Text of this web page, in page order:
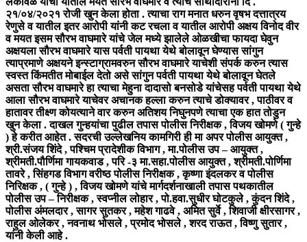
२१/०४/२०२१ रोजी खुन केला होता . त्याचा राग मनात धरुन वृषभ दत्तात्रय
रेणुसे व यातील इतर आरोपी यांनी कट रचला व यातील आरोपी अक्षय विनोद वीर
व मयत इसम सौरभ वाघमारे यांचे जेल मध्ये झालेले ओळखीचा फायदा घेवुन
अक्षयला सौरभ वाघमारे यास पर्वती पायथा येथे बोलावून घेण्यास सांगुन
त्याप्रमाणे अक्षयने इन्स्टाग्रामवरुन सौरभ वाघमारे याचेशी संपर्क करुन त्यास
स्वस्त किंमतीत मोबाईल देतो असे सांगुन पर्वती पायथा येथे बोलावून घेतले
असता सौरभ वाघमारे हा त्याचा मेहुना दादासो बनसोडे यांचेसह पर्वती पायथा येथे
आला सौरभ वाघमारे याचेवर अचानक हल्ला करुन त्याचे डोक्यावर , पाठीवर व
हातावर तीक्ष्ण कोयत्याने वार करुन अतिशय निघुनपणे त्याचा एक हात तोडुन
खुन केला . दाखल गुन्हयांचा पुढील तपास पोलीस निरीक्षक , विजय खोमणे ( गुन्हे
) हे करीत आहेत . सदरची उल्लेखनिय कामगिरी ही मा अपर पोलीस आयुक्त ,
श्री.संजय शिंदे , पश्चिम प्रादेशीक विभाग , मा.पोलीस उप – आयुक्त ,
श्रीमती.पौर्णिमा गायकवाड , परि -३ मा.सहा.पोलीस आयुक्त , श्रीमती.पोर्णिमा
तावरे , सिंहगड विभाग वरीष्ठ पोलीस निरीक्षक , कृष्णा इंदलकर व पोलीस
निरिक्षक , ( गुन्हे ) , विजय खोमणे यांचे मार्गदर्शनाखाली तपास पथकातील
पोलीस उप – निरीक्षक , स्वप्नील लोहार , पो.हवा.सुधीर घोटकुले , कुंदन शिंदे ,
पोलीस अंमलदार , सागर सुतकर , महेश गाढवे , अमित सुर्वे , शिवाजी क्षीरसागर ,
राहुल ओलेकर , नवनाथ भोसले , प्रमोद भोसले , शरद राऊत , विष्णु सुतार ,
यांनी केली आहे .